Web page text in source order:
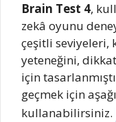
Brain Test 4,
zekâ oyunu
çeşitli seviyeleri,
yeteneğini,
için
geçmek için
kullanabilirsiniz.